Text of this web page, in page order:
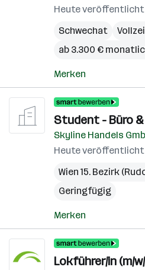
Heute veröffentlicht
Schwechat
ab 3.300 €
Merken
Student - Büro
Skyline Handels
Heute veröffentlicht
Wien 15. Bezirk
Geringfügig
Merken
Lokführer/in (m/